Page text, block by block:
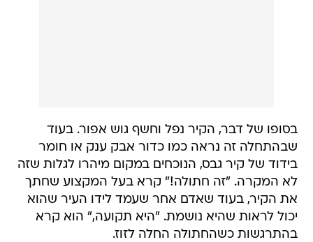
בסופו של דבר, הקיר נפל וחשף גוש אפור. בעוד
שבהתחלה זה נראה כמו כדור אבק ענק או חומר
בידוד של קיר גבס, הנוכחים במקום מיהרו לגלות שזה
לא המקרה. "זה חתולה!" קרא בעל המקצוע שחתך
את הקיר, בעוד שאדם אחר שעמד לידו העיר שהוא
יכול לראות שהיא נושמת. "היא תקועה," הוא קרא
בהתרגשות כשהחתולה החלה לזוז.